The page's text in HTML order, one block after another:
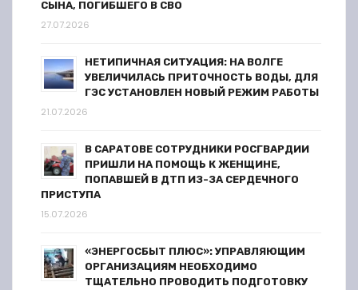
СЫНА, ПОГИБШЕГО В СВО
27.07.2026
НЕТИПИЧНАЯ СИТУАЦИЯ: НА ВОЛГЕ
УВЕЛИЧИЛАСЬ ПРИТОЧНОСТЬ ВОДЫ, ДЛЯ
ГЭС УСТАНОВЛЕН НОВЫЙ РЕЖИМ РАБОТЫ
21.07.2026
В САРАТОВЕ СОТРУДНИКИ РОСГВАРДИИ
ПРИШЛИ НА ПОМОЩЬ К ЖЕНЩИНЕ,
ПОПАВШЕЙ В ДТП ИЗ-ЗА СЕРДЕЧНОГО
ПРИСТУПА
15.07.2026
«ЭНЕРГОСБЫТ ПЛЮС»: УПРАВЛЯЮЩИМ
ОРГАНИЗАЦИЯМ НЕОБХОДИМО
ТЩАТЕЛЬНО ПРОВОДИТЬ ПОДГОТОВКУ